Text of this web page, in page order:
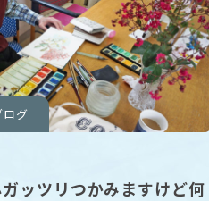
ログ
ッツリつかみますけど何